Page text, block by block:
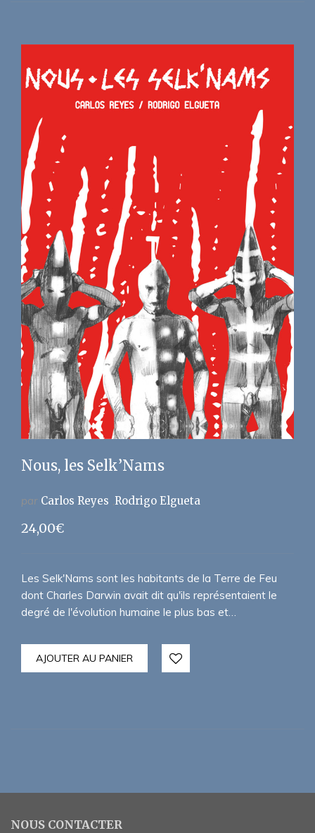
Nous, les Selk’Nams
par Carlos Reyes Rodrigo Elgueta
24,00€
Les Selk'Nams sont les habitants de la Terre de Feu
dont Charles Darwin avait dit qu'ils représentaient le
degré de l'évolution humaine le plus bas et…
AJOUTER AU PANIER
NOUS CONTACTER